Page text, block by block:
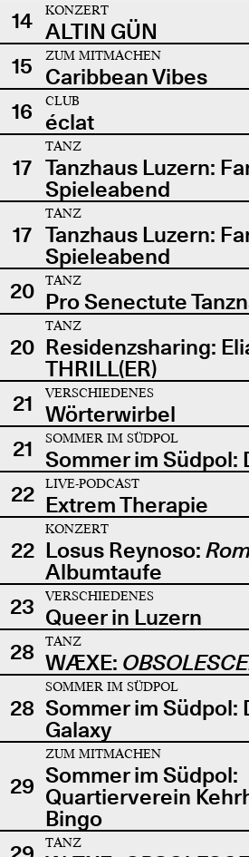
14
KONZERT
ALTIN GÜN
15
ZUM MITMACHEN
Caribbean Vibes
16
CLUB
éclat
17
TANZ
Tanzhaus Luzern:
Spieleabend
17
TANZ
Tanzhaus Luzern:
Spieleabend
20
TANZ
Pro Senectute
20
TANZ
Residenzsharing:
THRILL(ER)
21
VERSCHIEDENES
Wörterwirbel
21
SOMMER IM SÜDPOL
Sommer im Südpol:
22
LIVE-PODCAST
Extrem Therapie
22
KONZERT
Losus Reynoso:
Albumtaufe
23
VERSCHIEDENES
Queer in Luzern
28
TANZ
WÆXE:
28
SOMMER IM SÜDPOL
Sommer im Südpol:
Galaxy
29
ZUM MITMACHEN
Sommer im Südpol:
Quartierverein
Bingo
TANZ